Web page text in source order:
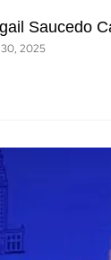
Saucedo
2025